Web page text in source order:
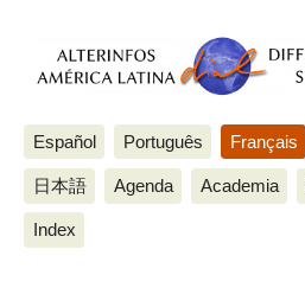
Español Português Français
日本語 Agenda Academia
Index